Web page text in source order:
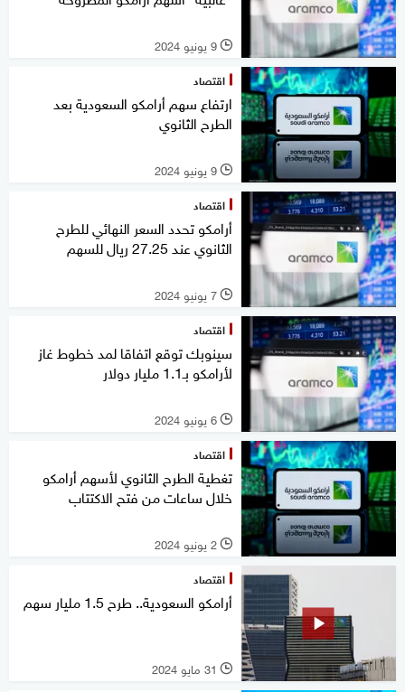
l 9 يونيو 2024
اقتصاد
ارتفاع سهم أرامكو السعودية بعد
الطرح الثانوي
l 9 يونيو 2024
اقتصاد
أرامكو تحدد السعر النهائي للطرح
الثانوي عند 27.25 ريال للسهم
l 7 يونيو 2024
اقتصاد
سينوبك توقع اتفاقا لمد خطوط غاز
لأرامكو بـ1.1 مليار دولار
l 6 يونيو 2024
اقتصاد
تغطية الطرح الثانوي لأسهم أرامكو
خلال ساعات من فتح الاكتتاب
l 2 يونيو 2024
اقتصاد
أرامكو السعودية.. طرح 1.5 مليار سهم
l 31 مايو 2024